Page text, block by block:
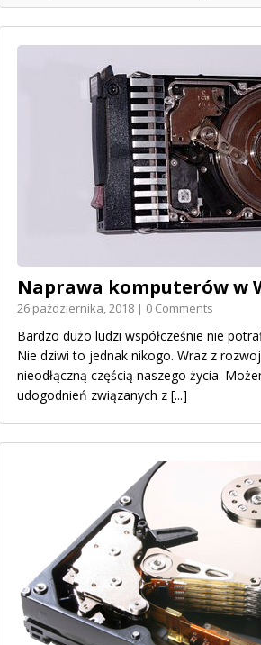
Naprawa komputerów w
26 października, 2018 | 0 Comments
Bardzo dużo ludzi współcześnie nie
Nie dziwi to jednak nikogo. Wraz z
nieodłączną częścią naszego życia.
udogodnień związanych z [...]